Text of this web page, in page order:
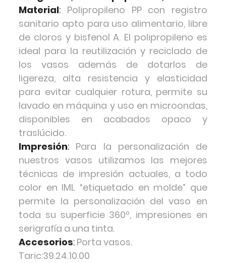
Material: Polipropileno PP con registro
sanitario apto para uso alimentario, libre
de cloros y bisfenol A. El polipropileno es
ideal para la reutilización y reciclado de
los vasos además de dotarlos de
ligereza, alta resistencia y elasticidad
para evitar cualquier rotura, permite su
lavado en máquina y uso en microondas,
disponibles en acabados opaco y
traslúcido.
Impresión: Para la personalización de
nuestros vasos utilizamos las mejores
técnicas de impresión actuales, a todo
color en IML “etiquetado en molde” que
permite la personalización del vaso en
toda su superficie 360º, impresiones en
serigrafía a una tinta.
Accesorios: Porta vasos.
Taric:39.24.10.00